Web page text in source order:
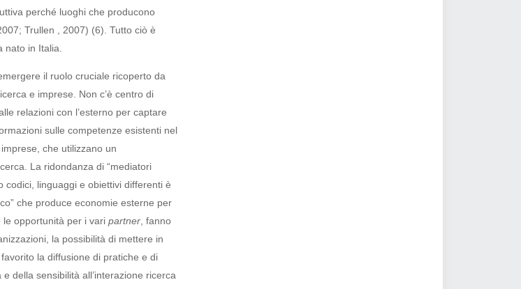
perché luoghi che producono
Trullen , 2007) (6) . Tutto ciò è
nato in Italia.
il ruolo cruciale ricoperto da
e imprese. Non c’è centro di
relazioni con l’esterno per captare
sulle competenze esistenti nel
che utilizzano un
La ridondanza di “mediatori
codici, linguaggi e obiettivi differenti è
che produce economie esterne per
le opportunità per i vari partner , fanno
la possibilità di mettere in
la diffusione di pratiche e di
della sensibilità all’interazione ricerca